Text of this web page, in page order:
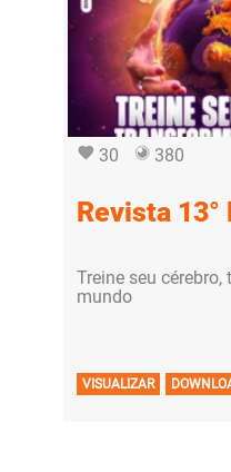
30 380
Revista 13°
Treine seu
mundo
VISUALIZAR